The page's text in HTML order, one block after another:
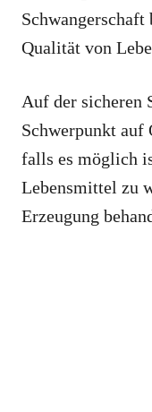
Schwangerschaft
Qualität von
Auf der sicheren
Schwerpunkt auf
falls es möglich
Lebensmittel zu
Erzeugung